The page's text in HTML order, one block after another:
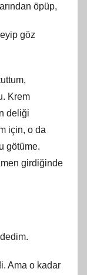
öpüp,
göz
Krem
deliği
için, o da
götüme.
girdiğinde
Ama o kadar